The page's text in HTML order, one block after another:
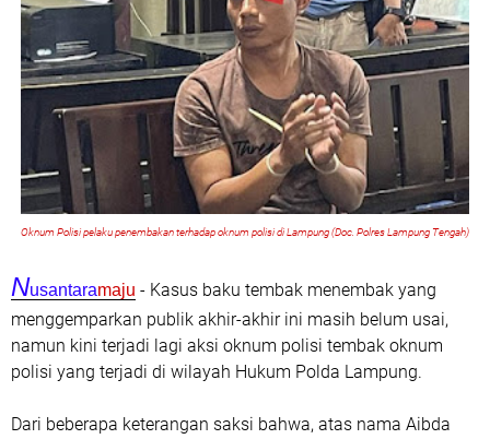
Oknum Polisi pelaku penembakan terhadap oknum polisi di Lampung (Doc. Polres Lampung Tengah)
Nusantaramaju - Kasus baku tembak menembak yang
menggemparkan publik akhir-akhir ini masih belum usai,
namun kini terjadi lagi aksi oknum polisi tembak oknum
polisi yang terjadi di wilayah Hukum Polda Lampung.
Dari beberapa keterangan saksi bahwa, atas nama Aibda